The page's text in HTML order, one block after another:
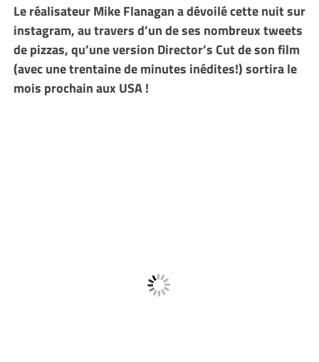
Le réalisateur Mike Flanagan a dévoilé cette nuit sur
instagram, au travers d’un de ses nombreux tweets
de pizzas, qu’une version Director’s Cut de son film
(avec une trentaine de minutes inédites!) sortira le
mois prochain aux USA !